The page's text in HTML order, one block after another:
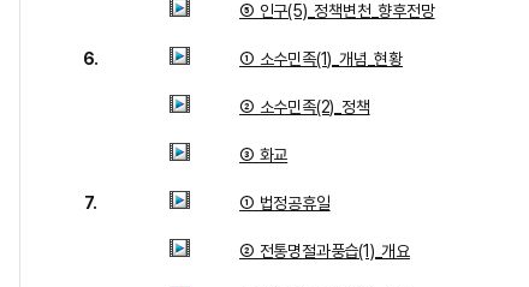
⑤ 인구(5)_정책변천_향후전망
6. ① 소수민족(1)_개념_현황
② 소수민족(2)_정책
③ 화교
7. ① 법정공휴일
② 전통명절과풍습(1)_개요